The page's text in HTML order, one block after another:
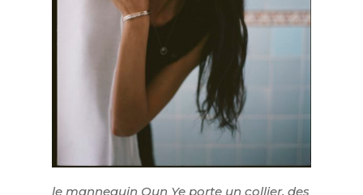
le mannequin Qun Ye porte un collier, des